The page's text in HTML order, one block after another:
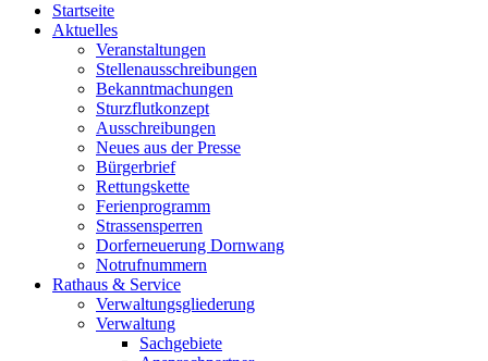
Startseite
Aktuelles
Veranstaltungen
Stellenausschreibungen
Bekanntmachungen
Sturzflutkonzept
Ausschreibungen
Neues aus der Presse
Bürgerbrief
Rettungskette
Ferienprogramm
Strassensperren
Dorferneuerung Dornwang
Notrufnummern
Rathaus & Service
Verwaltungsgliederung
Verwaltung
Sachgebiete